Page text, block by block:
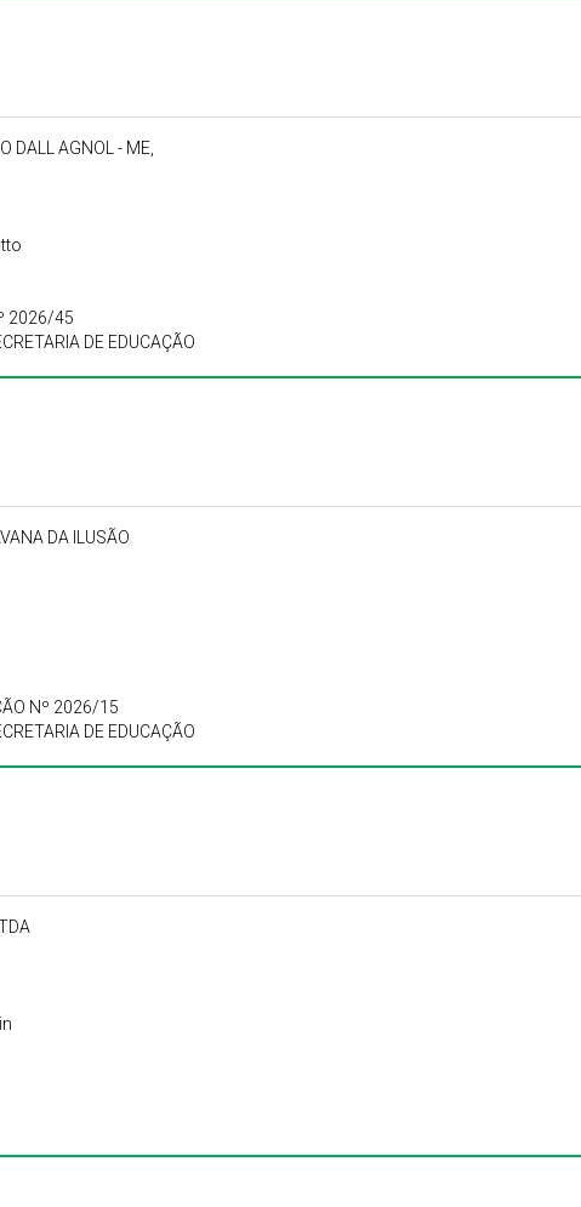
DALL AGNOL - ME,
2026/45
DE EDUCAÇÃO
DA ILUSÃO
Nº 2026/15
DE EDUCAÇÃO